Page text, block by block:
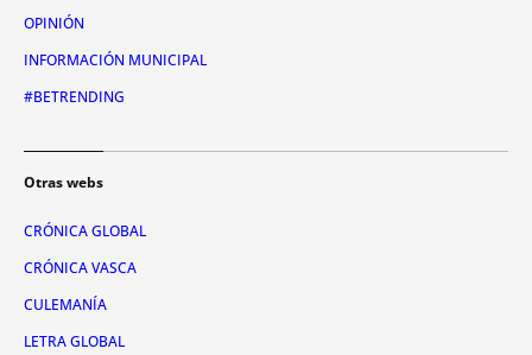
OPINIÓN
INFORMACIÓN MUNICIPAL
#BETRENDING
Otras webs
CRÓNICA GLOBAL
CRÓNICA VASCA
CULEMANÍA
LETRA GLOBAL